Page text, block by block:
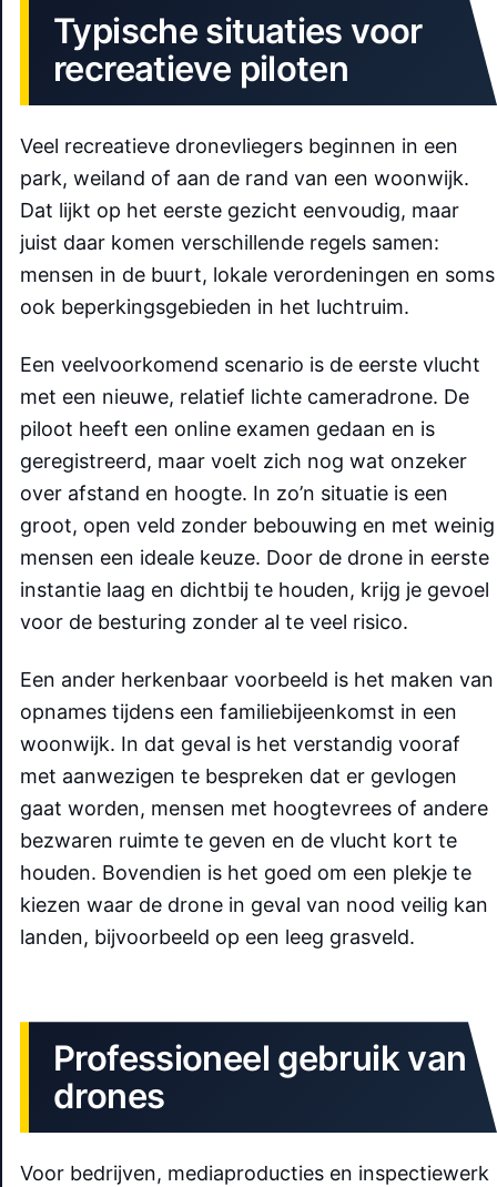
Typische situaties voor
recreatieve piloten
Veel recreatieve dronevliegers beginnen in een
park, weiland of aan de rand van een woonwijk.
Dat lijkt op het eerste gezicht eenvoudig, maar
juist daar komen verschillende regels samen:
mensen in de buurt, lokale verordeningen en soms
ook beperkingsgebieden in het luchtruim.
Een veelvoorkomend scenario is de eerste vlucht
met een nieuwe, relatief lichte cameradrone. De
piloot heeft een online examen gedaan en is
geregistreerd, maar voelt zich nog wat onzeker
over afstand en hoogte. In zo’n situatie is een
groot, open veld zonder bebouwing en met weinig
mensen een ideale keuze. Door de drone in eerste
instantie laag en dichtbij te houden, krijg je gevoel
voor de besturing zonder al te veel risico.
Een ander herkenbaar voorbeeld is het maken van
opnames tijdens een familiebijeenkomst in een
woonwijk. In dat geval is het verstandig vooraf
met aanwezigen te bespreken dat er gevlogen
gaat worden, mensen met hoogtevrees of andere
bezwaren ruimte te geven en de vlucht kort te
houden. Bovendien is het goed om een plekje te
kiezen waar de drone in geval van nood veilig kan
landen, bijvoorbeeld op een leeg grasveld.
Professioneel gebruik van
drones
Voor bedrijven, mediaproducties en inspectiewerk